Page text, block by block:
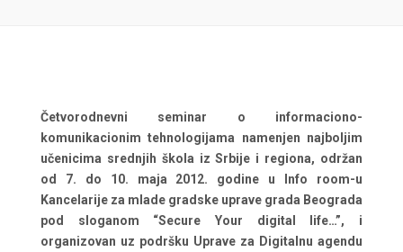
Četvorodnevni seminar o informaciono-
komunikacionim tehnologijama namenjen najboljim
učenicima srednjih škola iz Srbije i regiona, održan
od 7. do 10. maja 2012. godine u Info room-u
Kancelarije za mlade gradske uprave grada Beograda
pod sloganom “Secure Your digital life…”, i
organizovan uz podršku Uprave za Digitalnu agendu